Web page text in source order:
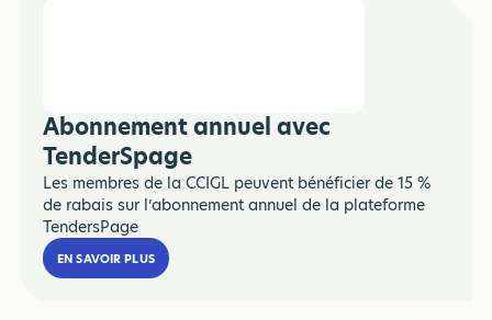
Abonnement annuel avec
TenderSpage
Les membres de la CCIGL peuvent bénéficier de 15 %
de rabais sur l’abonnement annuel de la plateforme
TendersPage
EN SAVOIR PLUS